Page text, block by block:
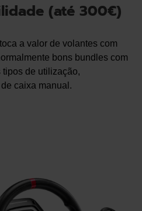
(até 300€)
a valor de volantes com
bons bundles com
de utilização,
caixa manual.